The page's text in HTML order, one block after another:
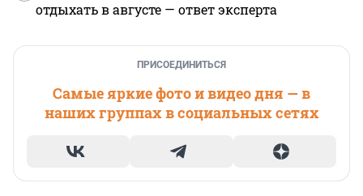
отдыхать в августе — ответ эксперта
ПРИСОЕДИНИТЬСЯ
Самые яркие фото и видео дня — в
наших группах в социальных сетях